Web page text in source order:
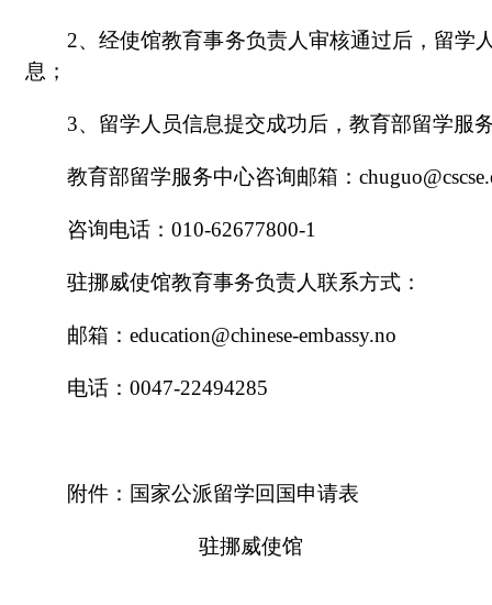
2、经使馆教育事务负责人审核通过后，留学
息；
3、留学人员信息提交成功后，教育部留学服
教育部留学服务中心咨询邮箱：
咨询电话：010-62677800-1
驻挪威使馆教育事务负责人联系方式：
邮箱：education@chinese-embassy.no
电话：0047-22494285
附件： 国家公派留学回国申请表
驻挪威使馆